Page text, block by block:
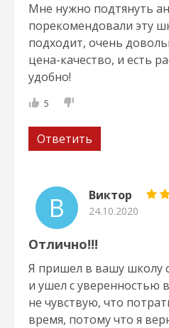
Мне нужно подтянуть
порекомендовали эту
подходит, очень
цена-качество, и есть
удобно!
5
Ответить
В Виктор
24.10.2020
Отлично!!!
Я пришел в вашу школу
и ушел с уверенностью
не чувствую, что
время, потому что я